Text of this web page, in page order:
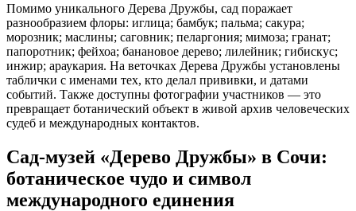
Помимо уникального Дерева Дружбы, сад поражает
разнообразием флоры: иглица; бамбук; пальма; сакура;
морозник; маслины; саговник; пеларгония; мимоза; гранат;
папоротник; фейхоа; банановое дерево; лилейник; гибискус;
инжир; араукария. На веточках Дерева Дружбы установлены
таблички с именами тех, кто делал прививки, и датами
событий. Также доступны фотографии участников — это
превращает ботанический объект в живой архив человеческих
судеб и международных контактов.
Сад‑музей «Дерево Дружбы» в Сочи:
ботаническое чудо и символ
международного единения